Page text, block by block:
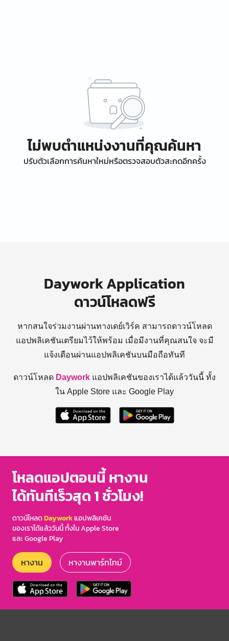
ไม่พบตำแหน่งงานที่คุณค้นหา
ปรับตัวเลือกการค้นหาใหม่หรือตรวจสอบตัวสะกดอีกครั้ง
Daywork Application
ดาวน์โหลดฟรี
หากสนใจร่วมงานผ่านทางเดย์เวิร์ค สามารถดาวน์โหลด
แอปพลิเคชันเตรียมไว้ให้พร้อม เมื่อมีงานที่คุณสนใจ จะมี
แจ้งเตือนผ่านแอปพลิเคชันบนมือถือทันที
ดาวน์โหลด Daywork แอปพลิเคชันของเราได้แล้ววันนี้ ทั้ง
ใน Apple Store และ Google Play
โหลดแอปตอนนี้ หางาน
ได้ทันทีเร็วสุด 1 ชั่วโมง!
ดาวน์โหลดDayworkแอปพลิเคชัน
ของเราได้แล้ววันนี้ ทั้งใน Apple Store
และ Google Play
หางาน หางานพาร์ทไทม์